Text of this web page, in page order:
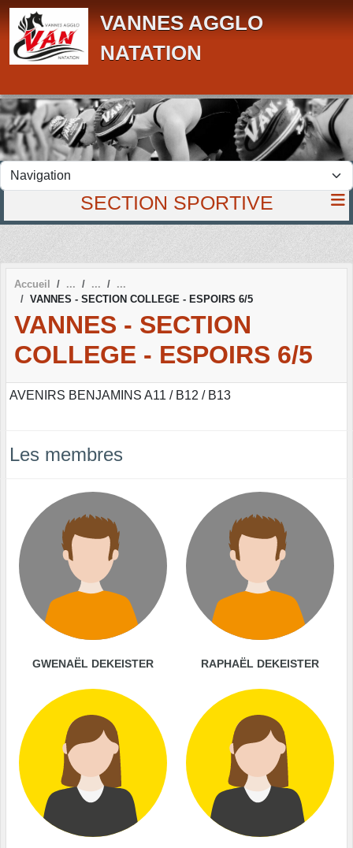
VANNES AGGLO
NATATION
SECTION SPORTIVE
Accueil
VANNES - SECTION COLLEGE - ESPOIRS 6/5
VANNES - SECTION
COLLEGE - ESPOIRS 6/5
AVENIRS BENJAMINS A11 / B12 / B13
Les membres
GWENAËL DEKEISTER RAPHAËL DEKEISTER
Panneau de gestion des cookies